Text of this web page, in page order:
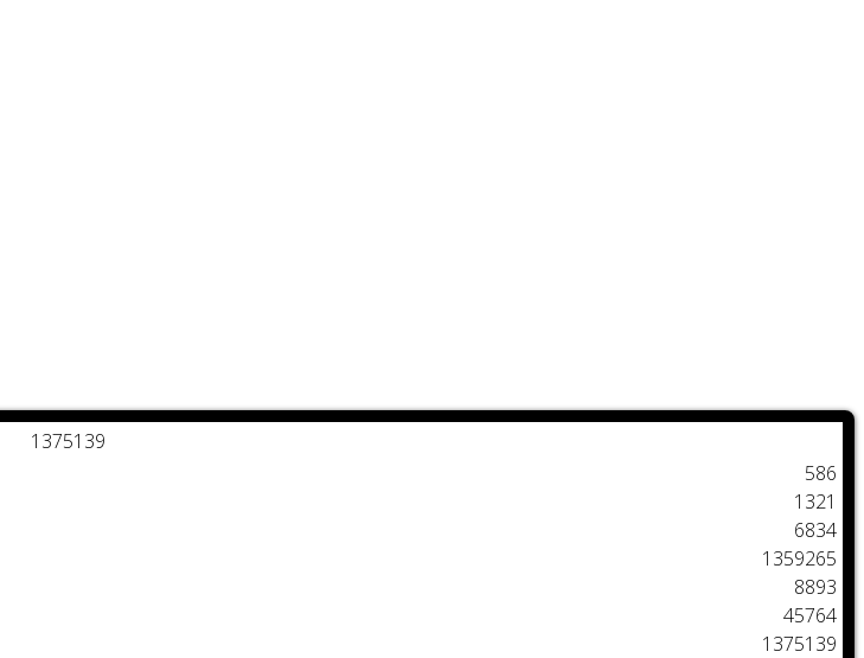
1 3751 39
586
1321
6834
1359265
8893
45764
1375139